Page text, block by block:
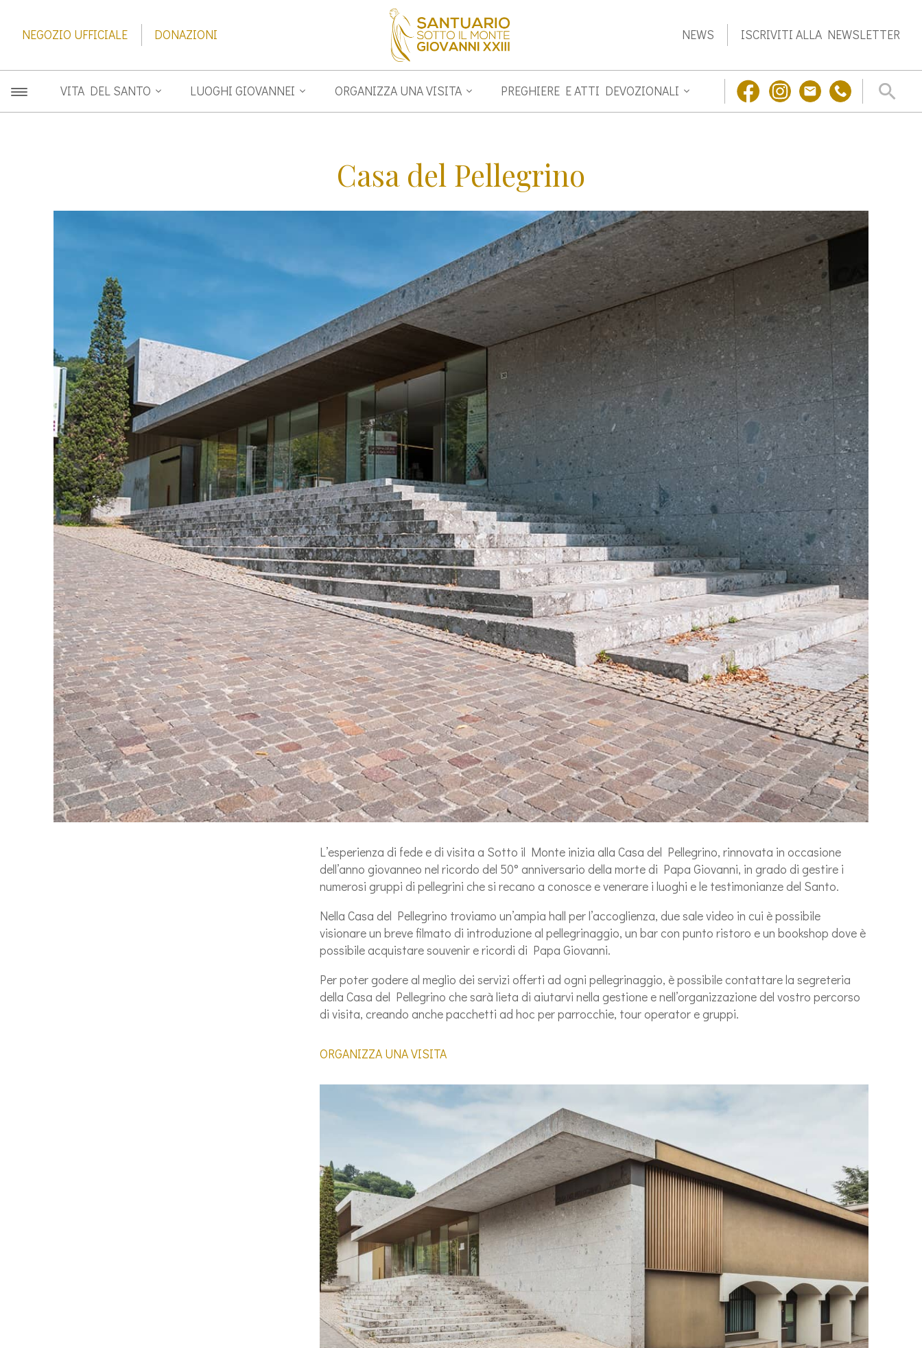
NEGOZIO UFFICIALE DONAZIONI NEWS ISCRIVITI ALLA NEWSLETTER
VITA DEL SANTO LUOGHI GIOVANNEI ORGANIZZA UNA VISITA PREGHIERE E ATTI DEVOZIONALI
Casa del Pellegrino
L’esperienza di fede e di visita a Sotto il Monte inizia alla Casa del Pellegrino, rinnovata in occasione
dell’anno giovanneo nel ricordo del 50° anniversario della morte di Papa Giovanni, in grado di gestire i
numerosi gruppi di pellegrini che si recano a conosce e venerare i luoghi e le testimonianze del Santo.
Nella Casa del Pellegrino troviamo un’ampia hall per l’accoglienza, due sale video in cui è possibile
visionare un breve filmato di introduzione al pellegrinaggio, un bar con punto ristoro e un bookshop dove è
possibile acquistare souvenir e ricordi di Papa Giovanni.
Per poter godere al meglio dei servizi offerti ad ogni pellegrinaggio, è possibile contattare la segreteria
della Casa del Pellegrino che sarà lieta di aiutarvi nella gestione e nell’organizzazione del vostro percorso
di visita, creando anche pacchetti ad hoc per parrocchie, tour operator e gruppi.
ORGANIZZA UNA VISITA